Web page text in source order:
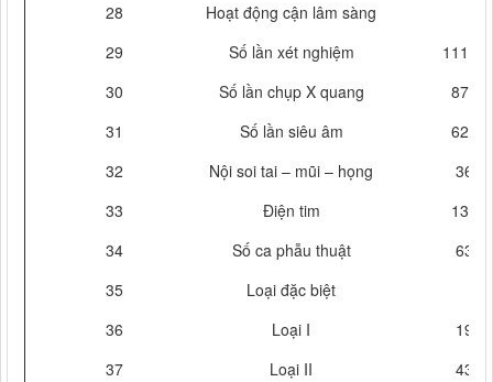
28
Hoạt động cận lâm sàng
29
Số lần xét nghiệm
30
Số lần chụp X quang
8736
31
Số lần siêu âm
6245
32
Nội soi tai – mũi – họng
364
33
Điện tim
1367
34
Số ca phẫu thuật
632
35
Loại đặc biệt
36
Loại I
192
37
Loại II
434